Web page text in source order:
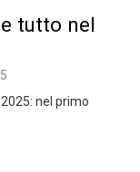
tutto nel
nel primo